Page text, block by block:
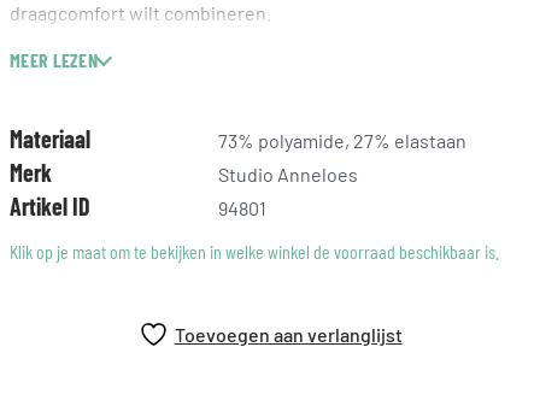
draagcomfort wilt combineren.
Wide fit
Gemaakt van Bonded Travelstof (73% Polyamide, 27%
Elastaan)
Binnenbeenlengte: 82 cm (lengtemaat 34)
Deze bruine broek is gemaakt van Bonded Travelstof. Een
ademend, zacht aan de binnenzijde en blijft mooi in model.
Daarbij is het materiaal kreukvrij, dus ideaal voor werk, reizen
MEER LEZEN
Materiaal 73% polyamide, 27% elastaan
Merk Studio Anneloes
Artikel ID
94801
Klik op je maat om te bekijken in welke winkel de voorraad beschikbaar is.
Toevoegen aan verlanglijst